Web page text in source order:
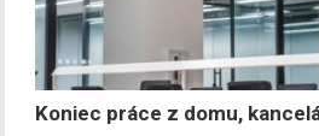
Koniec práce z domu,